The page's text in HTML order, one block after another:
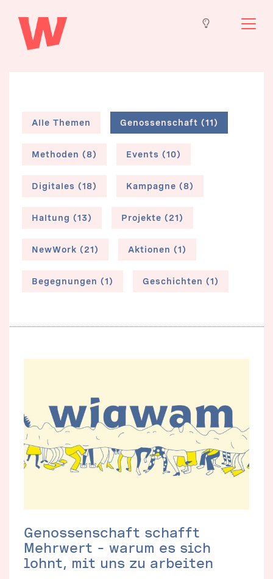
Alle Themen Genossenschaft (11)
Methoden (8) Events (10)
Digitales (18) Kampagne (8)
Haltung (13) Projekte (21)
NewWork (21) Aktionen (1)
Begegnungen (1) Geschichten (1)
Genossenschaft schafft
Mehrwert – warum es sich
lohnt, mit uns zu arbeiten